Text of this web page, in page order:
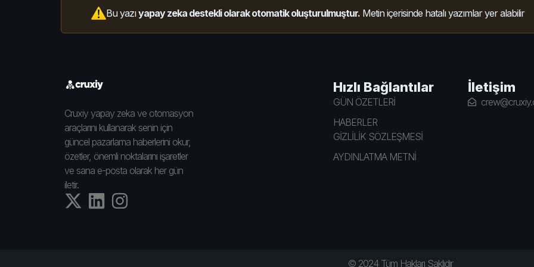
Bu yazıyapay zeka destekli olarak otomatik oluşturulmuştur. Metin içerisinde hatalı yazımlar yer alabilir
Cruxiy yapay zeka ve otomasyon
araçlarını kullanarak senin için
güncel pazarlama haberlerini okur,
özetler, önemli noktalarını işaretler
ve sana e-posta olarak her gün
iletir.
Hızlı Bağlantılar
GÜN ÖZETLERİ
HABERLER
GİZLİLİK SÖZLEŞMESİ
AYDINLATMA METNİ
İletişim
© 2024 Tüm Hakları Saklıdır